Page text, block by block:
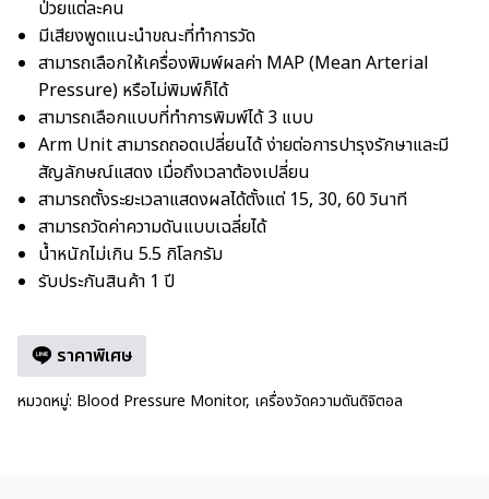
ป่วยแต่ละคน
มีเสียงพูดแนะนำขณะที่ทำการวัด
สามารถเลือกให้เครื่องพิมพ์ผลค่า MAP (Mean Arterial
Pressure) หรือไม่พิมพ์ก็ได้
สามารถเลือกแบบที่ทำการพิมพ์ได้ 3 แบบ
Arm Unit สามารถถอดเปลี่ยนได้ ง่ายต่อการปารุงรักษาและมี
สัญลักษณ์แสดง เมื่อถึงเวลาต้องเปลี่ยน
สามารถตั้งระยะเวลาแสดงผลได้ตั้งแต่ 15, 30, 60 วินาที
สามารถวัดค่าความดันแบบเฉลี่ยได้
น้ำหนักไม่เกิน 5.5 กิโลกรัม
รับประกันสินค้า 1 ปี
ราคาพิเศษ
หมวดหมู่: Blood Pressure Monitor, เครื่องวัดความดันดิจิตอล